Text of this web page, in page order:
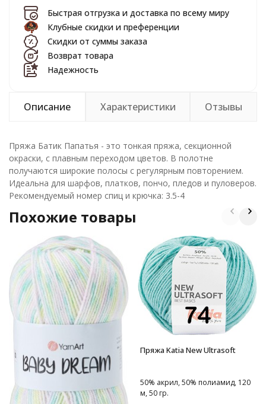
Быстрая отгрузка и доставка по всему миру
Клубные скидки и преференции
Скидки от суммы заказа
Возврат товара
Надежность
Описание Характеристики Отзывы
Пряжа Батик Папатья - это тонкая пряжа, секционной
окраски, с плавным переходом цветов. В полотне
получаются широкие полосы с регулярным повторением.
Идеальна для шарфов, платков, пончо, пледов и пуловеров.
Рекомендуемый номер спиц и крючка: 3.5-4
Похожие товары
Пряжа Katia New Ultrasoft
50% акрил, 50% полиамид, 120
м, 50 гр.